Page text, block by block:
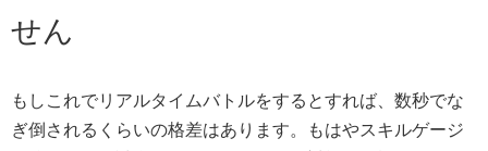
せん
もしこれでリアルタイムバトルをするとすれば、数秒でな
ぎ倒されるくらいの格差はあります。もはやスキルゲージ